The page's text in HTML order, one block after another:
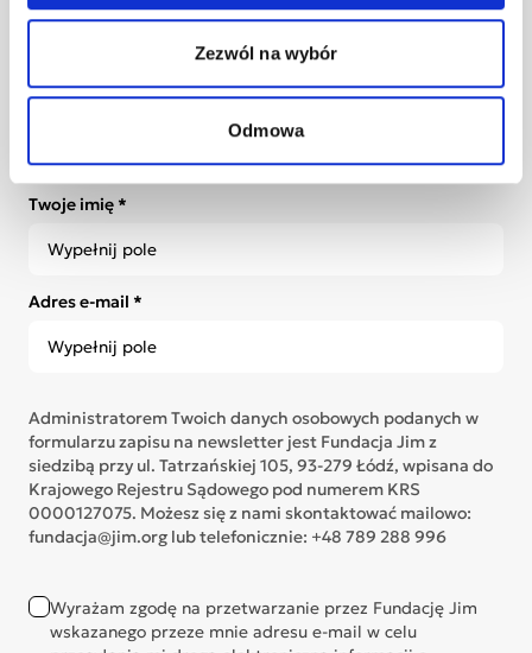
Zezwól na wybór
Odmowa
społeczności Jim
Bądź bliżej zmian, które tworzysz. Zapisz się na nasz
newsletter i otrzymuj poruszające historie
Bohaterów Jim, informacje o działaniach Fundacji i
Twoje imię *
Adres e-mail *
Administratorem Twoich danych osobowych podanych w
formularzu zapisu na newsletter jest Fundacja Jim z
siedzibą przy ul. Tatrzańskiej 105, 93-279 Łódź, wpisana do
Krajowego Rejestru Sądowego pod numerem KRS
0000127075. Możesz się z nami skontaktować mailowo:
fundacja@jim.org lub telefonicznie: +48 789 288 996
Wyrażam zgodę na przetwarzanie przez Fundację Jim
wskazanego przeze mnie adresu e-mail w celu